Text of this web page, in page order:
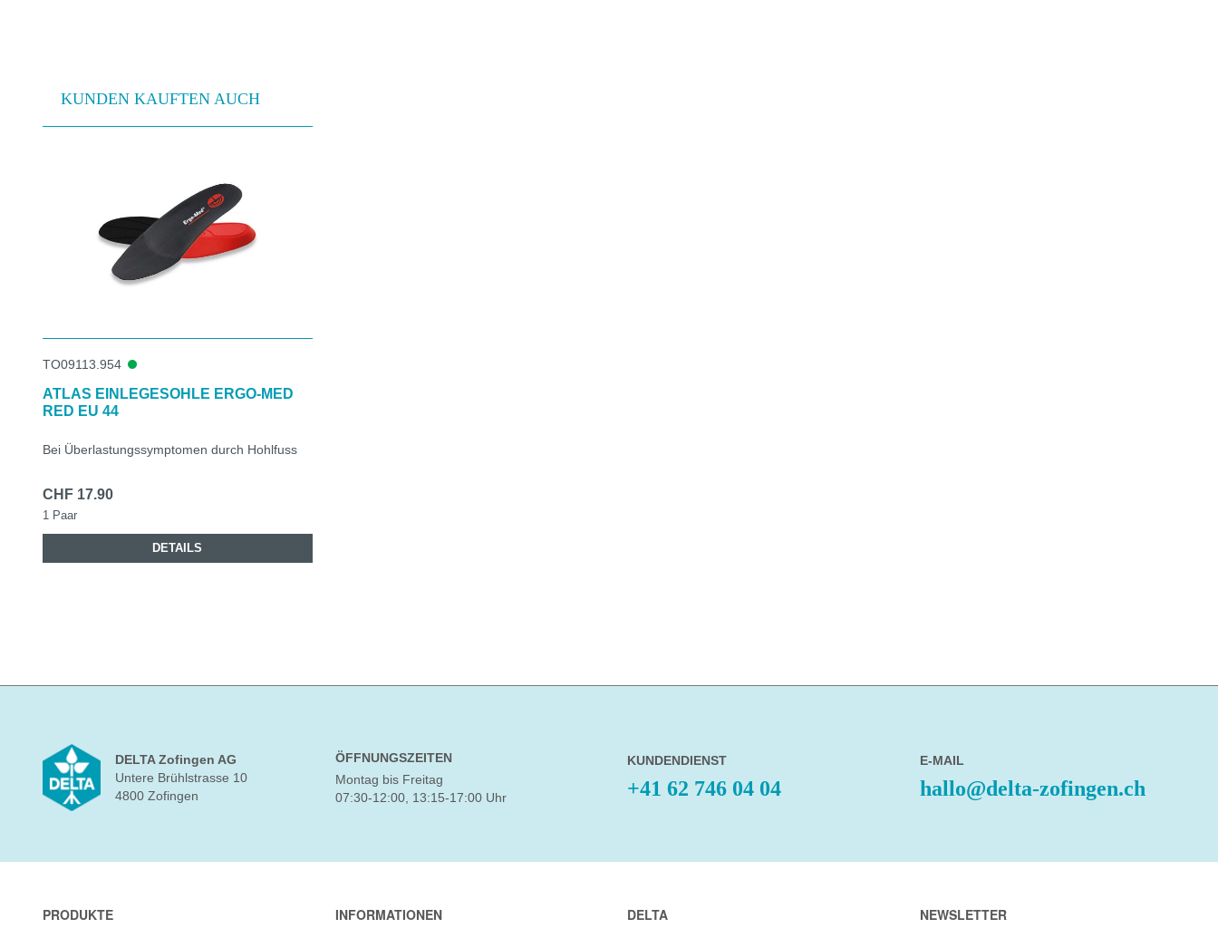
KUNDEN KAUFTEN AUCH
Produktgalerie überspringen
TO09113.954
ATLAS EINLEGESOHLE ERGO-MED
RED EU 44
Bei Überlastungssymptomen durch Hohlfuss
CHF 17.90
1 Paar
DETAILS
DELTA Zofingen AG
Untere Brühlstrasse 10
4800 Zofingen
ÖFFNUNGSZEITEN
Montag bis Freitag
07:30-12:00, 13:15-17:00 Uhr
KUNDENDIENST
+41 62 746 04 04
E-MAIL
hallo@delta-zofingen.ch
PRODUKTE INFORMATIONEN DELTA NEWSLETTER